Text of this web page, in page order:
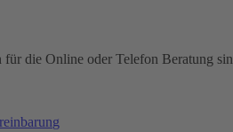
für die Online oder Telefon Beratung